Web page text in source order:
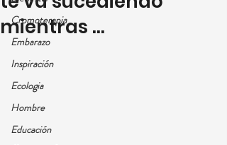
Cromoterapia
Embarazo
Inspiración
Ecologia
Hombre
Educación
mientras …